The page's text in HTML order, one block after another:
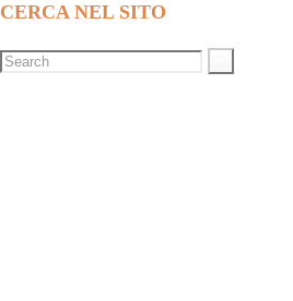
CERCA NEL SITO